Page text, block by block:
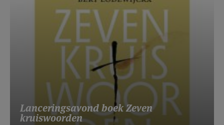
Lanceringsavond boek Zeven
kruiswoorden